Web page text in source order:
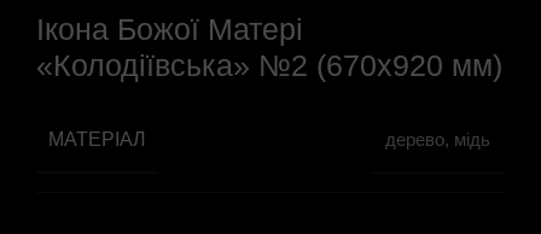
Ікона Божої Матері
«Колодіївська» №2 (670х920 мм)
МАТЕРІАЛ дерево, мідь